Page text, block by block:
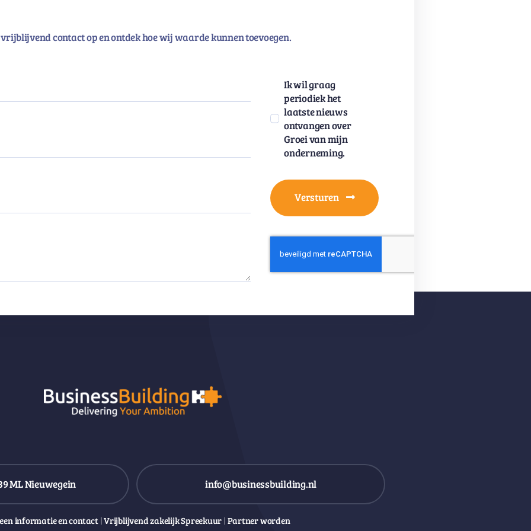
contact op en ontdek hoe wij waarde kunnen toevoegen.
Ik wil graag
periodiek het
laatste nieuws
ontvangen over
Groei van mijn
onderneming.
Versturen
ML Nieuwegein info@businessbuilding.nl
informatie en contact |Vrijblijvend zakelijk Spreekuur | Partner worden